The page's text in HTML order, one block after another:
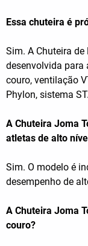
Essa chuteira é
Sim. A Chuteira
desenvolvida para
couro, ventilação
Phylon, sistema
A Chuteira Joma
atletas de alto
Sim. O modelo é
desempenho de
A Chuteira Joma
couro?